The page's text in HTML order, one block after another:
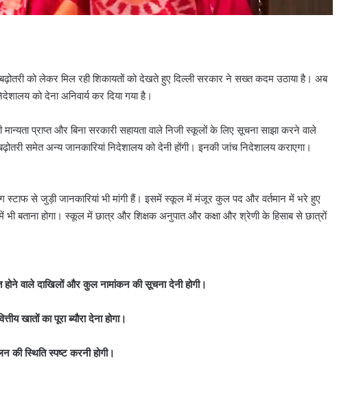
को लेकर मिल रही शिकायतों को देखते हुए दिल्ली सरकार ने सख्त कदम उठाया है। अब
को देना अनिवार्य कर दिया गया है।
प्राप्त और बिना सरकारी सहायता वाले निजी स्कूलों के लिए सूचना साझा करने वाले
समेत अन्य जानकारियां निदेशालय को देनी होंगी। इनकी जांच निदेशालय कराएगा।
स्टाफ से जुड़ी जानकारियां भी मांगी हैं। इसमें स्कूल में मंजूर कुल पद और वर्तमान में भरे हुए
भी बताना होगा। स्कूल में छात्र और शिक्षक अनुपात और कक्षा और श्रेणी के हिसाब से छात्रों
वाले दाखिलों और कुल नामांकन की सूचना देनी होगी।
खातों का पूरा ब्यौरा देना होगा।
स्थिति स्पष्ट करनी होगी।